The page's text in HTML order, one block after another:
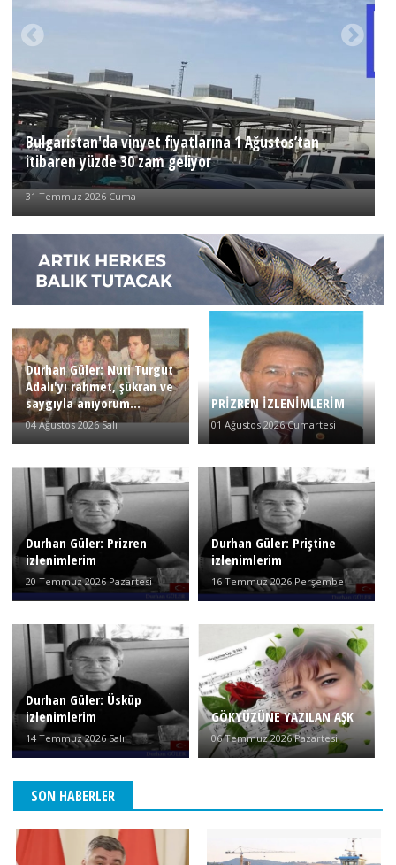
Bulgaristan'da vinyet fiyatlarına 1 Ağustos’tan
itibaren yüzde 30 zam geliyor
31 Temmuz 2026 Cuma
Durhan Güler: Nuri Turgut
Adalı'yı rahmet, şükran ve
saygıyla anıyorum...
04 Ağustos 2026 Salı
PRİZREN İZLENİMLERİM
01 Ağustos 2026 Cumartesi
Durhan Güler: Prizren
izlenimlerim
20 Temmuz 2026 Pazartesi
Durhan Güler: Priştine
izlenimlerim
16 Temmuz 2026 Perşembe
Durhan Güler: Üsküp
izlenimlerim
14 Temmuz 2026 Salı
GÖKYÜZÜNE YAZILAN AŞK
06 Temmuz 2026 Pazartesi
SON HABERLER